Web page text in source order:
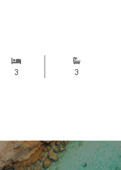
3 3